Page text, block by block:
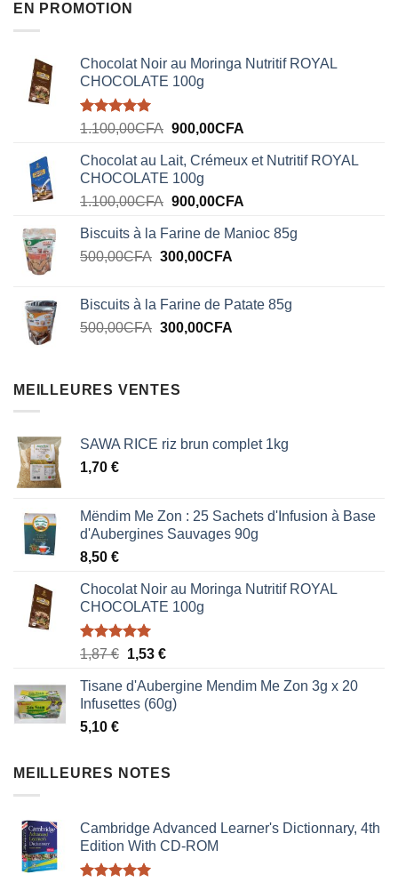
EN PROMOTION
Chocolat Noir au Moringa Nutritif ROYAL
CHOCOLATE 100g
Note5.00
1.100,00CFA Le
initial
était :
1.100,00CFA.
900,00CFALe
actuel
900,00CFA.
Chocolat au Lait, Crémeux et Nutritif ROYAL
CHOCOLATE 100g
1.100,00CFA Le
initial
était :
900,00CFALe
actuel
Biscuits à la Farine de Manioc 85g
500,00CFA Le
était :
500,00CFA.
300,00CFALe
est :
300,00CFA.
Biscuits à la Farine de Patate 85g
500,00CFA Le
était :
300,00CFALe
MEILLEURES VENTES
SAWA RICE riz brun complet 1kg
1,70 €
Mëndim Me Zon : 25 Sachets d'Infusion à Base
d'Aubergines Sauvages 90g
8,50 €
Chocolat Noir au Moringa Nutritif ROYAL
CHOCOLATE 100g
Note5.00
1,87€ Le
initial
était :
1,53 €Le
actuel
est :
Tisane d'Aubergine Mendim Me Zon 3g x 20
Infusettes (60g)
5,10 €
MEILLEURES NOTES
Cambridge Advanced Learner's Dictionnary, 4th
Edition With CD-ROM